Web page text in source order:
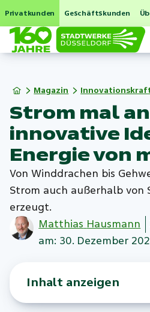
Privatkunden Geschäftskunden
Magazin
Strom mal
innovative
Energie von
Von Winddrachen bis
Strom auch außerhalb von
erzeugt.
Matthias Hausmann
am: 30. Dezember
Inhalt anzeigen